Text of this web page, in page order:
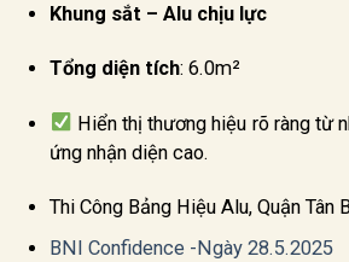
Khung sắt – Alu chịu lực
Tổng diện tích: 6.0m²
Hiển thị thương hiệu rõ ràng từ
ứng nhận diện cao.
Thi Công Bảng Hiệu Alu, Quận Tân
BNI Confidence -Ngày 28.5.2025